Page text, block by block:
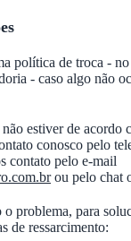
política de troca -
- caso algo não
estiver de acordo
conosco pelo
contato pelo e-mail
ou pelo chat
problema, para
de ressarcimento: